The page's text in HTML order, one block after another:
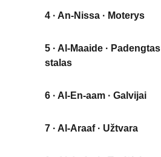
4 · An-Nissa · Moterys
5 · Al-Maaide · Padengtas
stalas
6 · Al-En-aam · Galvijai
7 · Al-Araaf · Užtvara